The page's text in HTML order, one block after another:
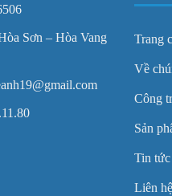
Sơn – Hòa Vang
Trang
Về
Công
Sản
Tin tức
Liên hệ